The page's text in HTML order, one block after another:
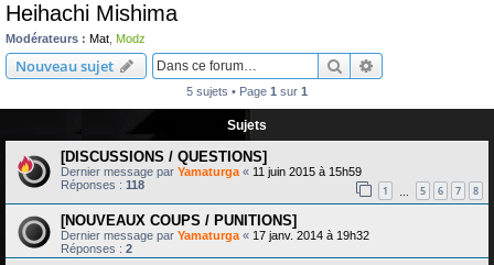
e
r
Heihachi Mishima
Modérateurs : Mat Modz
Nouveau sujet Rechercher
5 sujets • Page 1 sur 1
Sujets
[DISCUSSIONS / QUESTIONS]
Dernier message par Yamaturga « 11 juin 2015 à 15h59
Réponses : 118 1 5 6 7 8
[NOUVEAUX COUPS / PUNITIONS]
Dernier message par Yamaturga « 17 janv. 2014 à 19h32
Réponses : 2